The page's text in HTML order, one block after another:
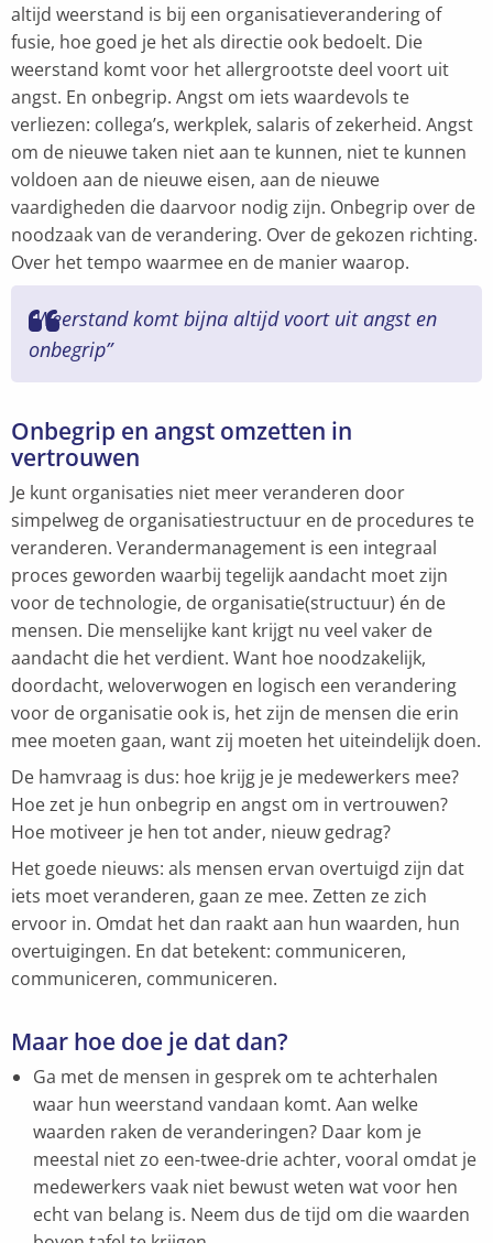
altijd weerstand is bij een organisatieverandering of
fusie, hoe goed je het als directie ook bedoelt. Die
weerstand komt voor het allergrootste deel voort uit
angst. En onbegrip. Angst om iets waardevols te
verliezen: collega’s, werkplek, salaris of zekerheid. Angst
om de nieuwe taken niet aan te kunnen, niet te kunnen
voldoen aan de nieuwe eisen, aan de nieuwe
vaardigheden die daarvoor nodig zijn. Onbegrip over de
noodzaak van de verandering. Over de gekozen richting.
Over het tempo waarmee en de manier waarop.
”Weerstand komt bijna altijd voort uit angst en
onbegrip”
Onbegrip en angst omzetten in
vertrouwen
Je kunt organisaties niet meer veranderen door
simpelweg de organisatiestructuur en de procedures te
veranderen. Verandermanagement is een integraal
proces geworden waarbij tegelijk aandacht moet zijn
voor de technologie, de organisatie(structuur) én de
mensen. Die menselijke kant krijgt nu veel vaker de
aandacht die het verdient. Want hoe noodzakelijk,
doordacht, weloverwogen en logisch een verandering
voor de organisatie ook is, het zijn de mensen die erin
mee moeten gaan, want zij moeten het uiteindelijk doen.
De hamvraag is dus: hoe krijg je je medewerkers mee?
Hoe zet je hun onbegrip en angst om in vertrouwen?
Hoe motiveer je hen tot ander, nieuw gedrag?
Het goede nieuws: als mensen ervan overtuigd zijn dat
iets moet veranderen, gaan ze mee. Zetten ze zich
ervoor in. Omdat het dan raakt aan hun waarden, hun
overtuigingen. En dat betekent: communiceren,
communiceren, communiceren.
Maar hoe doe je dat dan?
Ga met de mensen in gesprek om te achterhalen
waar hun weerstand vandaan komt. Aan welke
waarden raken de veranderingen? Daar kom je
meestal niet zo een-twee-drie achter, vooral omdat je
medewerkers vaak niet bewust weten wat voor hen
echt van belang is. Neem dus de tijd om die waarden